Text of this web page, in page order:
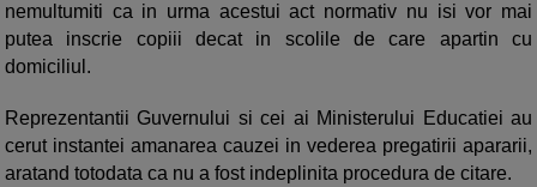
nemultumiti ca in urma acestui act normativ nu isi vor mai
putea inscrie copiii decat in scolile de care apartin cu
domiciliul.
Reprezentantii Guvernului si cei ai Ministerului Educatiei au
cerut instantei amanarea cauzei in vederea pregatirii apararii,
aratand totodata ca nu a fost indeplinita procedura de citare.